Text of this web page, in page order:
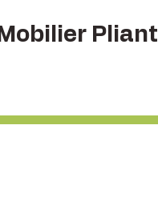
Mobilier Pliant